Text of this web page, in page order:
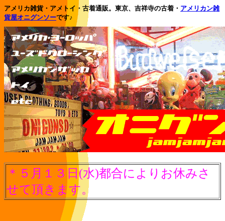
アメリカ雑貨・アメトイ・古着通販。東京、吉祥寺の古着・ アメリカン雑
貨屋オニグンソーです♪
＊５月１３日(水)都合によりお休みさ
せて頂きます。